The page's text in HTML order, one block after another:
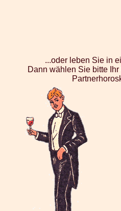
...oder leben Sie in
Dann wählen Sie bitte